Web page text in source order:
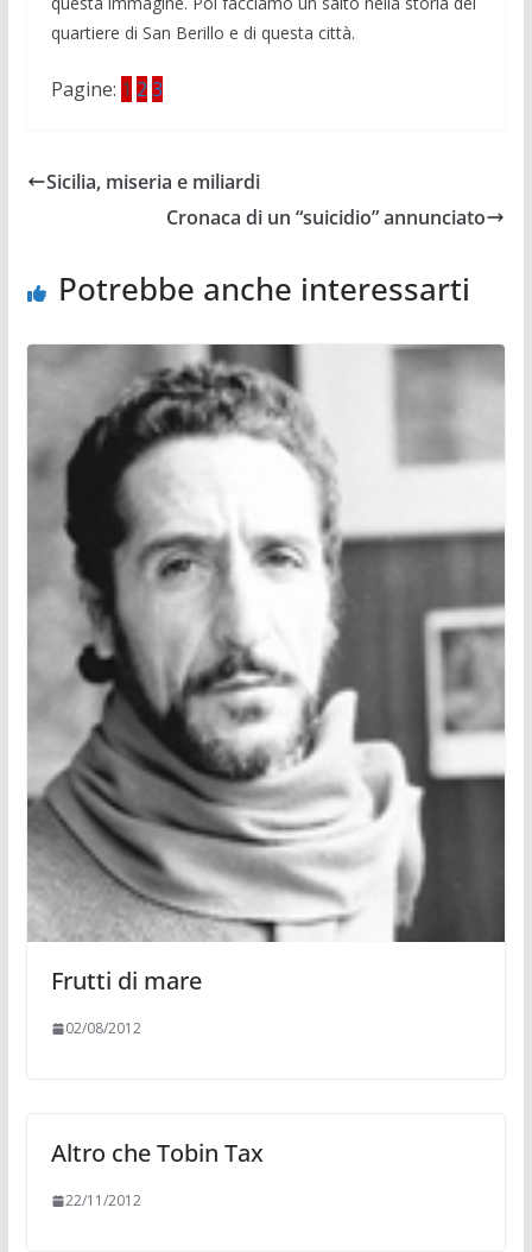
quartie­re di San Berillo e di questa città.
Pagine: 1 2 3
Sicilia, miseria e miliardi
Cronaca di un “suicidio” annunciato
Potrebbe anche interessarti
Frutti di mare
02/08/2012
Altro che Tobin Tax
22/11/2012